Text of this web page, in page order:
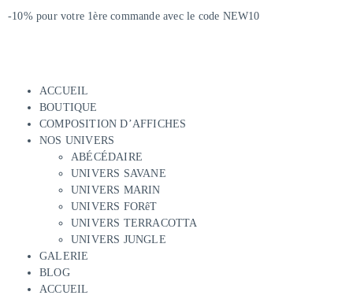
-10% pour votre 1ère commande avec le code NEW10
ACCUEIL
BOUTIQUE
COMPOSITION D’AFFICHES
NOS UNIVERS
ABÉCÉDAIRE
UNIVERS SAVANE
UNIVERS MARIN
UNIVERS FORêT
UNIVERS TERRACOTTA
UNIVERS JUNGLE
GALERIE
BLOG
ACCUEIL